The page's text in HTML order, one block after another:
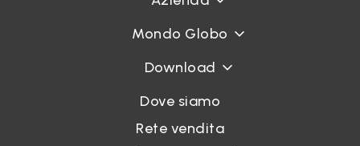
Mondo Globo
Download
Dove siamo
Rete vendita